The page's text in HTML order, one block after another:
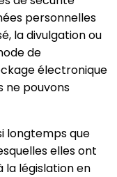
personnelles
la divulgation ou
de
électronique
ne pouvons
longtemps que
elles ont
législation en